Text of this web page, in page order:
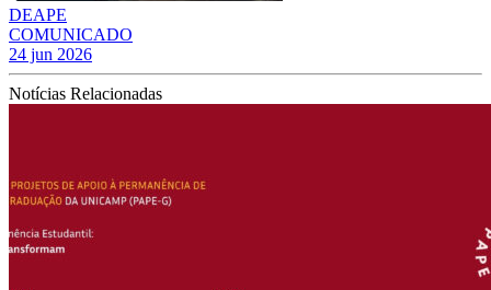
DEAPE
COMUNICADO
24 jun 2026
Notícias Relacionadas